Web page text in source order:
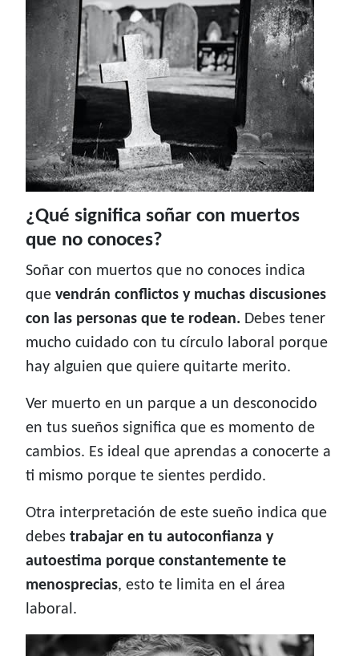
¿Qué significa soñar con muertos
que no conoces?
Soñar con muertos que no conoces indica
que vendrán conflictos y muchas discusiones
con las personas que te rodean. Debes tener
mucho cuidado con tu círculo laboral porque
hay alguien que quiere quitarte merito.
Ver muerto en un parque a un desconocido
en tus sueños significa que es momento de
cambios. Es ideal que aprendas a conocerte a
ti mismo porque te sientes perdido.
Otra interpretación de este sueño indica que
debes trabajar en tu autoconfianza y
autoestima porque constantemente te
menosprecias, esto te limita en el área
laboral.